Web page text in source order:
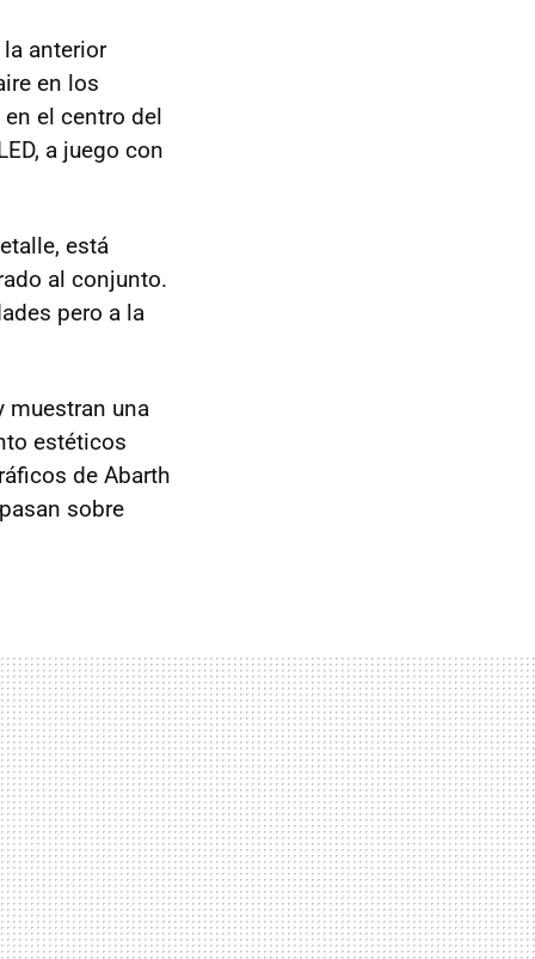
anterior
en los
el centro del
, a juego con
está
al conjunto.
pero a la
muestran una
estéticos
de Abarth
sobre